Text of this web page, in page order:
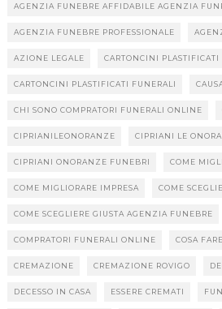
AGENZIA FUNEBRE AFFIDABILE AGENZIA
AGENZIA FUNEBRE PROFESSIONALE
AZIONE LEGALE CARTONCINI PLASTIFICATI
CARTONCINI PLASTIFICATI FUNERALI
CHI SONO COMPRATORI FUNERALI ONLINE
CIPRIANILEONORANZE CIPRIANI LE
CIPRIANI ONORANZE FUNEBRI COME
COME MIGLIORARE IMPRESA COME
COME SCEGLIERE GIUSTA AGENZIA FUNEBRE
COMPRATORI FUNERALI ONLINE COSA
CREMAZIONE CREMAZIONE ROVIGO
DECESSO IN CASA ESSERE CREMATI